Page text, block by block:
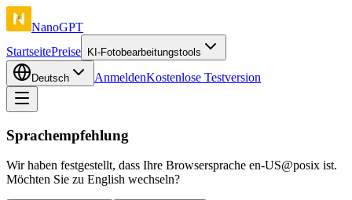
NanoGPT
StartseitePreise KI-Fotobearbeitungstools
Deutsch AnmeldenKostenlose Testversion
Sprachempfehlung
Wir haben festgestellt, dass Ihre Browsersprache en-US@posix ist.
Möchten Sie zu English wechseln?